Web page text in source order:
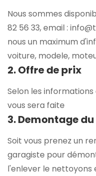
Nous sommes
82 56 33, email :
nous un maximum
voiture, modele,
2. Offre de prix
Selon les
vous sera faite
3. Demontage
Soit vous prenez un
garagiste pour
l'enlever le nettoyons